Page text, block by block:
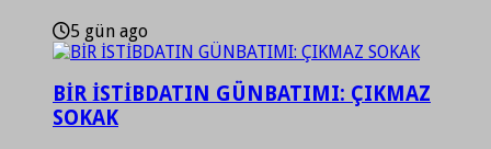
5 gün ago
BİR İSTİBDATIN GÜNBATIMI: ÇIKMAZ
SOKAK